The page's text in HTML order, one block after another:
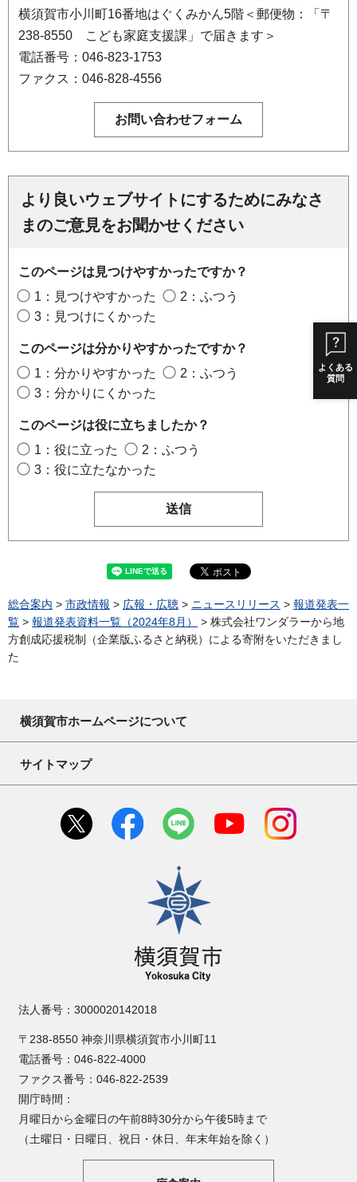
よくある
質問
横須賀市小川町16番地はぐくみかん5階＜郵便物：「〒
238-8550 こども家庭支援課」で届きます＞
電話番号：046-823-1753
ファクス：046-828-4556
より良いウェブサイトにするためにみなさ
まのご意見をお聞かせください
このページは見つけやすかったですか？
1：見つけやすかった
2：ふつう
3：見つけにくかった
このページは分かりやすかったですか？
1：分かりやすかった
2：ふつう
3：分かりにくかった
このページは役に立ちましたか？
1：役に立った
2：ふつう
3：役に立たなかった
総合案内 > 市政情報 > 広報・広聴 > ニュースリリース > 報道発表一
覧 > 報道発表資料一覧（2024年8月）
> 株式会社ワンダラーから地
方創成応援税制（企業版ふるさと納税）による寄附をいただきまし
た
横須賀市ホームページについて
サイトマップ
横須賀市
法人番号：3000020142018
〒238-8550 神奈川県横須賀市小川町11
電話番号：046-822-4000
ファクス番号：046-822-2539
開庁時間：
月曜日から金曜日の午前8時30分から午後5時まで
（土曜日・日曜日、祝日・休日、年末年始を除く）